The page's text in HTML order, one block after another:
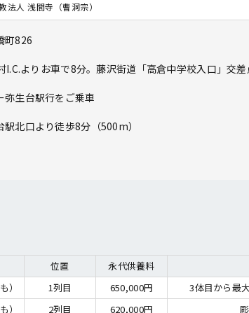
法人 浅間寺（曹洞宗）
町826
よりお車で8分。藤沢街道「高倉中学校入口」交差
弥生台駅行をご乗車
北口より徒歩8分（500m）
位置 永代供養料
） 1列目 650,000円
） 2列目 620,000円